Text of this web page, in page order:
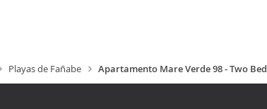
Playas de Fañabe Apartamento Mare Verde 98 - Two Bed